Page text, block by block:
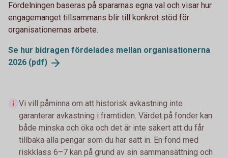
Fördelningen baseras på spararnas egna val och visar hur
engagemanget tillsammans blir till konkret stöd för
organisationernas arbete.
Se hur bidragen fördelades mellan organisationerna
2026 (pdf)
Vi vill påminna om att historisk avkastning inte
garanterar avkastning i framtiden. Värdet på fonder kan
både minska och öka och det är inte säkert att du får
tillbaka alla pengar som du har satt in. En fond med
riskklass 6–7 kan på grund av sin sammansättning och